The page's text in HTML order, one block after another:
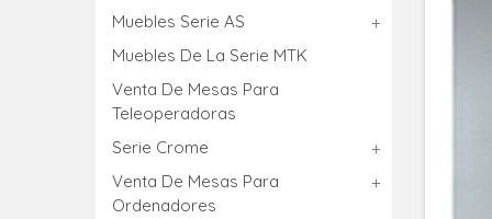
Muebles Serie AS
Muebles De La Serie MTK
Venta De Mesas Para
Teleoperadoras
Serie Crome
Venta De Mesas Para
Ordenadores